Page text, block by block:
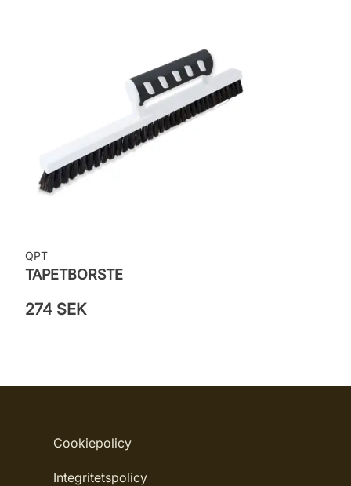
QPT
TAPETBORSTE
274 SEK
Cookiepolicy
Integritetspolicy